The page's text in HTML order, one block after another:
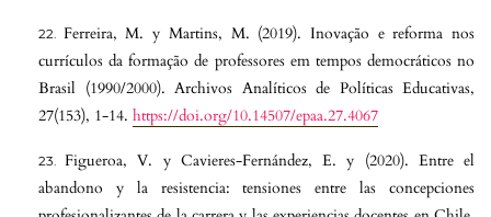
Ferreira, M. y Martins, M. (2019). Inovação e reforma nos
currículos da formação de professores em tempos democráticos no
Brasil (1990/2000). Archivos Analíticos de Políticas Educativas,
27(153), 1-14. https://doi.org/10.14507/epaa.27.4067
Figueroa, V. y Cavieres-Fernández, E. y (2020). Entre el
abandono y la resistencia: tensiones entre las concepciones